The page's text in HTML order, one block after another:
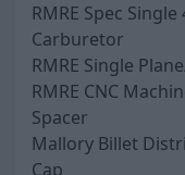
RMRE Spec
Carburetor
RMRE Single
RMRE CNC
Spacer
Mallory Billet
Cap